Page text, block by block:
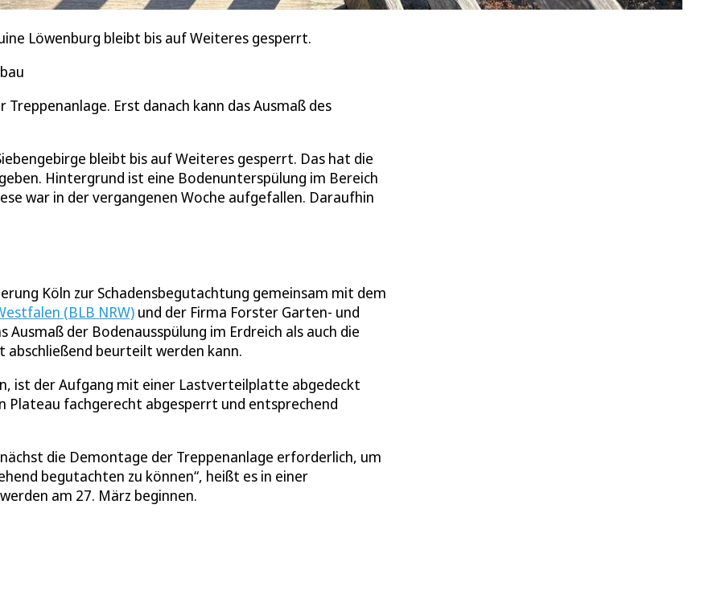
Löwenburg bleibt bis auf Weiteres gesperrt.
Erst danach kann das Ausmaß des
bleibt bis auf Weiteres gesperrt. Das hat die
Hintergrund ist eine Bodenunterspülung im Bereich
war in der vergangenen Woche aufgefallen. Daraufhin
Köln zur Schadensbegutachtung gemeinsam mit dem
(BLB NRW) und der Firma Forster Garten- und
der Bodenausspülung im Erdreich als auch die
beurteilt werden kann.
ist der Aufgang mit einer Lastverteilplatte abgedeckt
Plateau fachgerecht abgesperrt und entsprechend
die Demontage der Treppenanlage erforderlich, um
begutachten zu können“, heißt es in einer
am 27. März beginnen.